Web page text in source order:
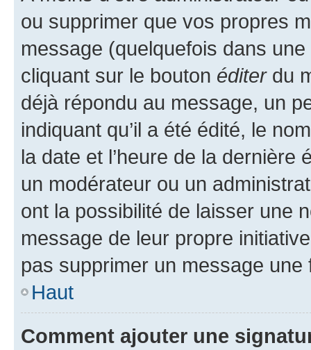
ou supprimer que vos propres
message (quelquefois dans
cliquant sur le bouton éditerdu
déjà répondu au message, un
indiquant qu’il a été édité, le
la date et l’heure de la dernière
un modérateur ou un
ont la possibilité de laisser une
message de leur propre
pas supprimer un message une
Haut
Comment ajouter une